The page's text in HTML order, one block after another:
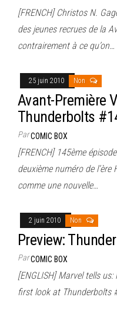
[FRENCH] Christos N.
des jeunes recrues de la
contrairement à ce qu’on…
25 juin 2010 Non
Avant-Première
Thunderbolts
ParCOMIC BOX
[FRENCH] 145ème
deuxième numéro de
comme une nouvelle…
2 juin 2010 Non
Preview:
ParCOMIC BOX
[ENGLISH] Marvel tells
first look at Thunderbolts